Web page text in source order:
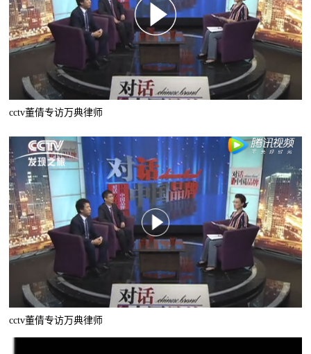
cctv董倩专访万典律师
cctv董倩专访万典律师